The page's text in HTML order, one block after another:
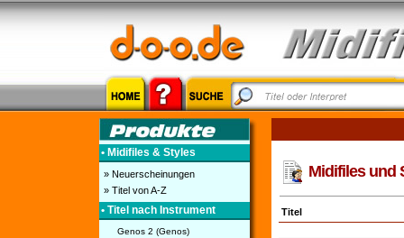
• Midifiles & Styles
» Neuerscheinungen
» Titel von A-Z
• Titel nach Instrument
Genos 2 (Genos)
Midifiles und
Titel